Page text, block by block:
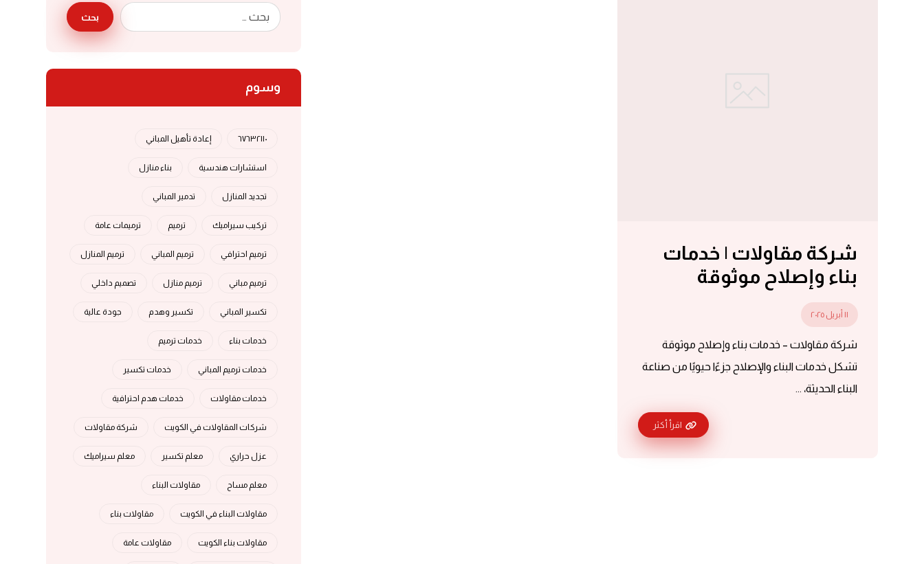
شركة مقاولات | خدمات
بناء وإصلاح موثوقة
١١ أبريل ٢٠٢٥
شركة مقاولات – خدمات بناء وإصلاح موثوقة
تشكل خدمات البناء والإصلاح جزءًا حيويًا من صناعة
البناء الحديثة، ...
اقرأ أكثر
بحث
وسوم
٦٧٦٣٢١١٠ إعادة تأهيل المباني
استشارات هندسية بناء منازل
تجديد المنازل تدمير المباني
تركيب سيراميك ترميم ترميمات عامة
ترميم احترافي ترميم المباني ترميم المنازل
ترميم مباني ترميم منازل تصميم داخلي
تكسير المباني تكسير وهدم جودة عالية
خدمات بناء خدمات ترميم
خدمات ترميم المباني خدمات تكسير
خدمات مقاولات خدمات هدم احترافية
شركات المقاولات في الكويت شركة مقاولات
عزل حراري معلم تكسير معلم سيراميك
معلم مساح مقاولات البناء
مقاولات البناء في الكويت مقاولات بناء
مقاولات بناء الكويت مقاولات عامة